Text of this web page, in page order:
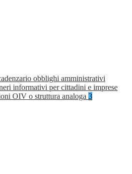
obblighi amministrativi
informativi per cittadini e imprese
OIV o struttura analoga 3